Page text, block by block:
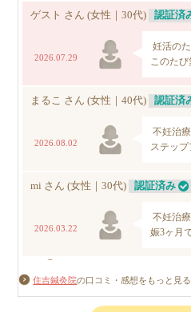
住吉鍼灸院の口コミ・感想をもっと見る